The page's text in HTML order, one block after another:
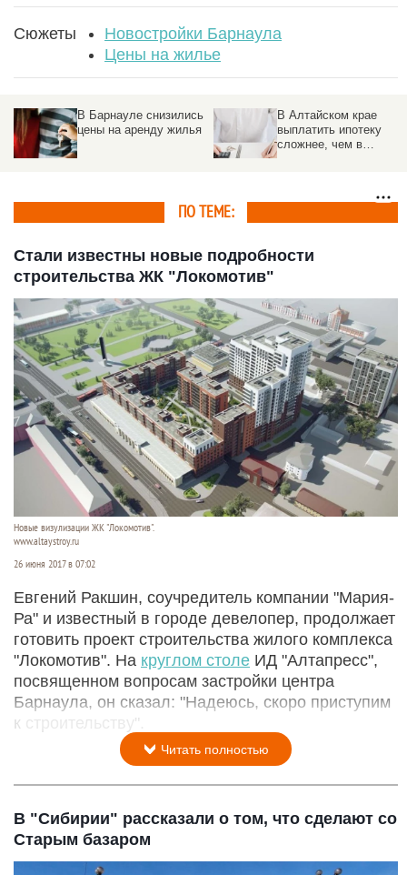
Сюжеты
Новостройки Барнаула
Цены на жилье
В Барнауле снизились
цены на аренду жилья
В Алтайском крае
выплатить ипотеку
сложнее, чем в
ПО ТЕМЕ:
Стали известны новые подробности
строительства ЖК "Локомотив"
Новые визулизации ЖК "Локомотив".
www.altaystroy.ru
26 июня 2017 в 07:02
Евгений Ракшин, соучредитель компании "Мария-
Ра" и известный в городе девелопер, продолжает
готовить проект строительства жилого комплекса
"Локомотив". На круглом столе ИД "Алтапресс",
посвященном вопросам застройки центра
Барнаула, он сказал: "Надеюсь, скоро приступим
к строительству".
Читать полностью
В "Сибирии" рассказали о том, что сделают со
Старым базаром